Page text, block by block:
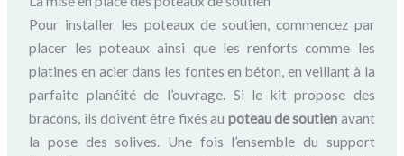
Pour installer les poteaux de soutien, commencez par
placer les poteaux ainsi que les renforts comme les
platines en acier dans les fontes en béton, en veillant à la
parfaite planéité de l’ouvrage. Si le kit propose des
bracons, ils doivent être fixés au poteau de soutien avant
la pose des solives. Une fois l’ensemble du support